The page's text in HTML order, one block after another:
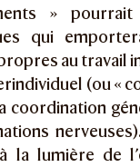
»
qui
au travail
(ou «
coordination
la lumière de